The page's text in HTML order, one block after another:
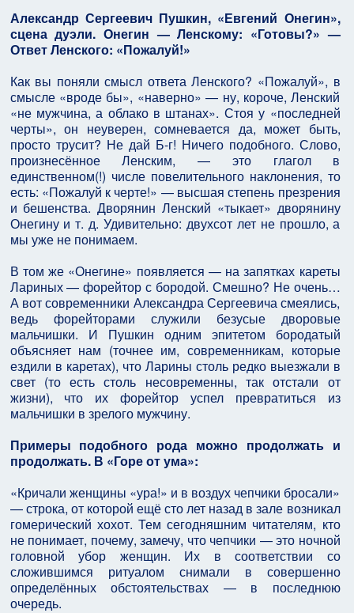
Александр Сергеевич Пушкин, «Евгений Онегин»,
сцена дуэли. Онегин — Ленскому: «Готовы?» —
Ответ Ленского: «Пожалуй!»
Как вы поняли смысл ответа Ленского? «Пожалуй», в
смысле «вроде бы», «наверно» — ну, короче, Ленский
«не мужчина, а облако в штанах». Стоя у «последней
черты», он неуверен, сомневается да, может быть,
просто трусит? Не дай Б-г! Ничего подобного. Слово,
произнесённое Ленским, — это глагол в
единственном(!) числе повелительного наклонения, то
есть: «Пожалуй к черте!» — высшая степень презрения
и бешенства. Дворянин Ленский «тыкает» дворянину
Онегину и т. д. Удивительно: двухсот лет не прошло, а
мы уже не понимаем.
В том же «Онегине» появляется — на запятках кареты
Лариных — форейтор с бородой. Смешно? Не очень…
А вот современники Александра Сергеевича смеялись,
ведь форейторами служили безусые дворовые
мальчишки. И Пушкин одним эпитетом бородатый
объясняет нам (точнее им, современникам, которые
ездили в каретах), что Ларины столь редко выезжали в
свет (то есть столь несовременны, так отстали от
жизни), что их форейтор успел превратиться из
мальчишки в зрелого мужчину.
Примеры подобного рода можно продолжать и
продолжать. В «Горе от ума»:
«Кричали женщины «ура!» и в воздух чепчики бросали»
— строка, от которой ещё сто лет назад в зале возникал
гомерический хохот. Тем сегодняшним читателям, кто
не понимает, почему, замечу, что чепчики — это ночной
головной убор женщин. Их в соответствии со
сложившимся ритуалом снимали в совершенно
определённых обстоятельствах — в последнюю
очередь.